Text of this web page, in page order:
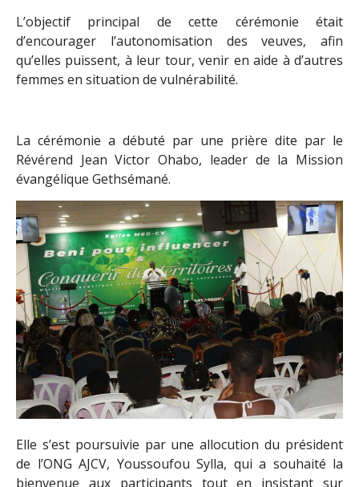
L’objectif principal de cette cérémonie était
d’encourager l’autonomisation des veuves, afin
qu’elles puissent, à leur tour, venir en aide à d’autres
femmes en situation de vulnérabilité.
La cérémonie a débuté par une prière dite par le
Révérend Jean Victor Ohabo, leader de la Mission
évangélique Gethsémané.
Elle s’est poursuivie par une allocution du président
de l’ONG AJCV, Youssoufou Sylla, qui a souhaité la
bienvenue aux participants tout en insistant sur